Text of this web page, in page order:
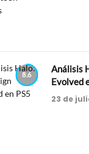
8.6
Análisis
Evolved
23 de